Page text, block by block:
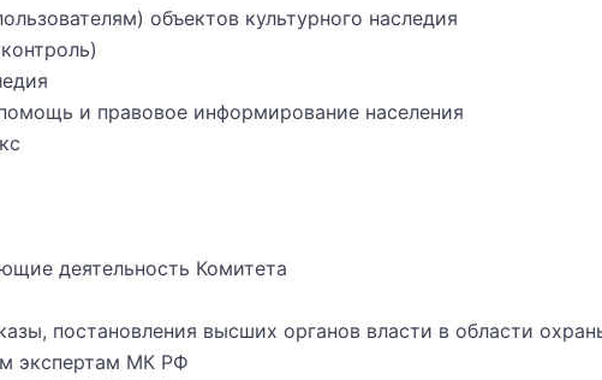
объектов культурного наследия
и правовое информирование населения
деятельность Комитета
постановления высших органов власти в области
экспертам МК РФ